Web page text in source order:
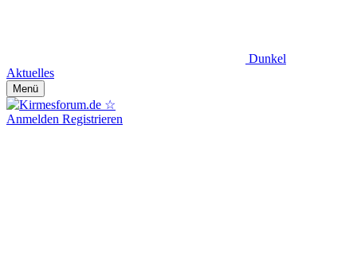
Dunkel
Aktuelles
Menü
Anmelden Registrieren